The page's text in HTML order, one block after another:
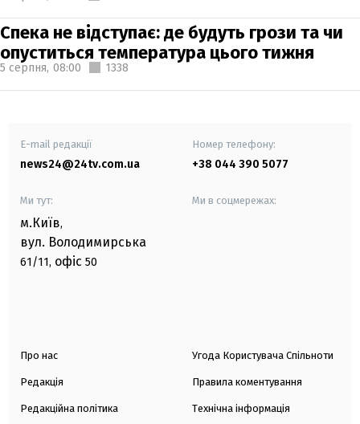
Спека не відступає: де будуть грози та чи
опуститься температура цього тижня
5 серпня, 08:00 1338
E-mail редакції
news24@24tv.com.ua
Номер телефону:
+38 044 390 5077
Ми тут:
м.Київ,
вул. Володимирська
61/11, офіс 50
Ми в соцмережах:
Про нас
Редакція
Редакційна політика
Угода Користувача Спільноти
Правила коментування
Технічна інформація